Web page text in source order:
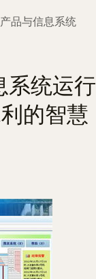
品与信息系统
系统运行
的智慧